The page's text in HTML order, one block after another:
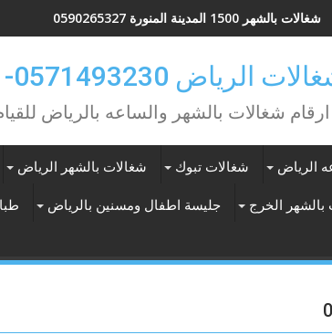
شغالات بالشهر 1500 المدينة المنورة 0590265327
الرياض 0571493230- 0565603671
شغالات بالشهر والساعه بالرياض
الرياض شغالات تبوك شغالات بالشهر الرياض
بالشهر الخرج جليسة اطفال ومسنين بالرياض